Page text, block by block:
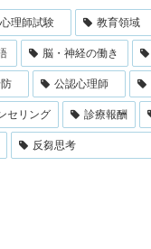
理師試験 教育領域
脳・神経の働き
公認心理師
セリング 診療報酬
反芻思考